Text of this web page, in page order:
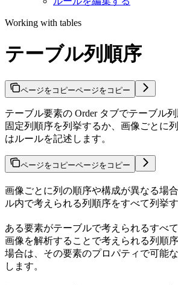
Working with tables
テーブル列順序
ページをコピーページをコピー
テーブル要素の Order タブでテーブル
固定列順序を列挙するか、画像ごとに
はルールを記述します。
ページをコピーページをコピー
画像ごとに列の順序や構成が異なる場
ル内で考えられる列順序をすべて列挙
ある要素がテーブルで考えられるすべ
画像を解析することで考えられる列順
場合は、その要素のプロパティで可能
します。